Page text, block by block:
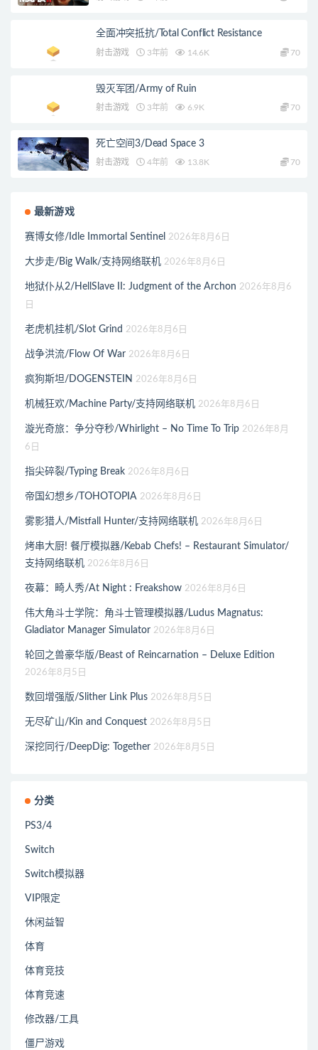
全面冲突抵抗/Total Conflict Resistance
射击游戏 3年前 14.6K 70
毁灭军团/Army of Ruin
射击游戏 3年前 6.9K 70
死亡空间3/Dead Space 3
射击游戏 4年前 13.8K 70
最新游戏
赛博女修/Idle Immortal Sentinel 2026年8月6日
大步走/Big Walk/支持网络联机 2026年8月6日
地狱仆从2/HellSlave II: Judgment of the Archon 2026年8月6
日
老虎机挂机/Slot Grind 2026年8月6日
战争洪流/Flow Of War 2026年8月6日
疯狗斯坦/DOGENSTEIN 2026年8月6日
机械狂欢/Machine Party/支持网络联机 2026年8月6日
漩光奇旅：争分夺秒/Whirlight – No Time To Trip 2026年8月
6日
指尖碎裂/Typing Break 2026年8月6日
帝国幻想乡/TOHOTOPIA 2026年8月6日
雾影猎人/Mistfall Hunter/支持网络联机 2026年8月6日
烤串大厨! 餐厅模拟器/Kebab Chefs! – Restaurant Simulator/
支持网络联机 2026年8月6日
夜幕：畸人秀/At Night : Freakshow 2026年8月6日
伟大角斗士学院：角斗士管理模拟器/Ludus Magnatus:
Gladiator Manager Simulator 2026年8月6日
轮回之兽豪华版/Beast of Reincarnation – Deluxe Edition
2026年8月5日
数回增强版/Slither Link Plus 2026年8月5日
无尽矿山/Kin and Conquest 2026年8月5日
深挖同行/DeepDig: Together 2026年8月5日
分类
PS3/4
Switch
Switch模拟器
VIP限定
休闲益智
体育
体育竞技
体育竞速
修改器/工具
僵尸游戏